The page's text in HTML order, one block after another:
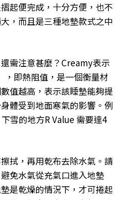
起便完成，十分方便，也不
，而且是三種地墊款式之中
需注意甚麼？Creamy表示
，即熱阻值，是一個衡量材
值越高，表示該睡墊能夠提
體受到地面寒氣的影響。例
雪的地方R Value 需要達4
拭，再用乾布去除水氣。請
免水氣從充氣口進入地墊
是乾燥的情況下，才可捲起